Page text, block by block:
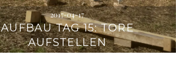
2017-04-17
AUFBAU TAG 15: TORE
AUFSTELLEN